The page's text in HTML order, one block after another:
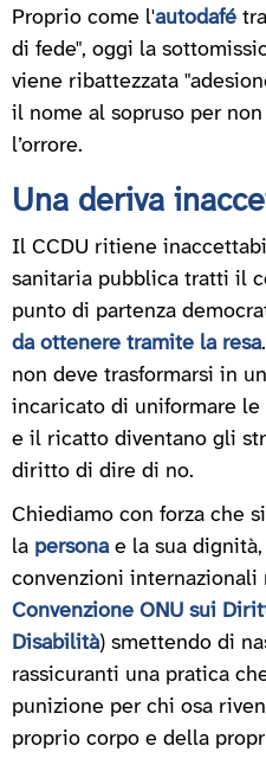
Proprio come l'autodafé
di fede", oggi la
viene ribattezzata
il nome al sopruso per
l’orrore.
Una deriva
Il CCDU ritiene
sanitaria pubblica tratti il
punto di partenza
da ottenere tramite la resa
non deve trasformarsi in
incaricato di uniformare le
e il ricatto diventano gli
diritto di dire di no.
Chiediamo con forza che
la personae la sua
convenzioni internazionali
Convenzione ONU sui
Disabilità) smettendo di
rassicuranti una pratica
punizione per chi osa
proprio corpo e della